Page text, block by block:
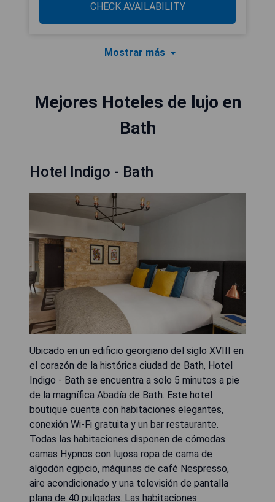
CHECK AVAILABILITY
Mostrar más
Mejores Hoteles de lujo en
Bath
Hotel Indigo - Bath
Ubicado en un edificio georgiano del siglo XVIII en
el corazón de la histórica ciudad de Bath, Hotel
Indigo - Bath se encuentra a solo 5 minutos a pie
de la magnífica Abadía de Bath. Este hotel
boutique cuenta con habitaciones elegantes,
conexión Wi-Fi gratuita y un bar restaurante.
Todas las habitaciones disponen de cómodas
camas Hypnos con lujosa ropa de cama de
algodón egipcio, máquinas de café Nespresso,
aire acondicionado y una televisión de pantalla
plana de 40 pulgadas. Las habitaciones